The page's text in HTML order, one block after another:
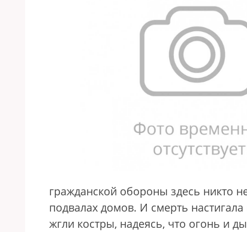
гражданской обороны здесь никто
подвалах домов. И смерть
жгли костры, надеясь, что огонь и